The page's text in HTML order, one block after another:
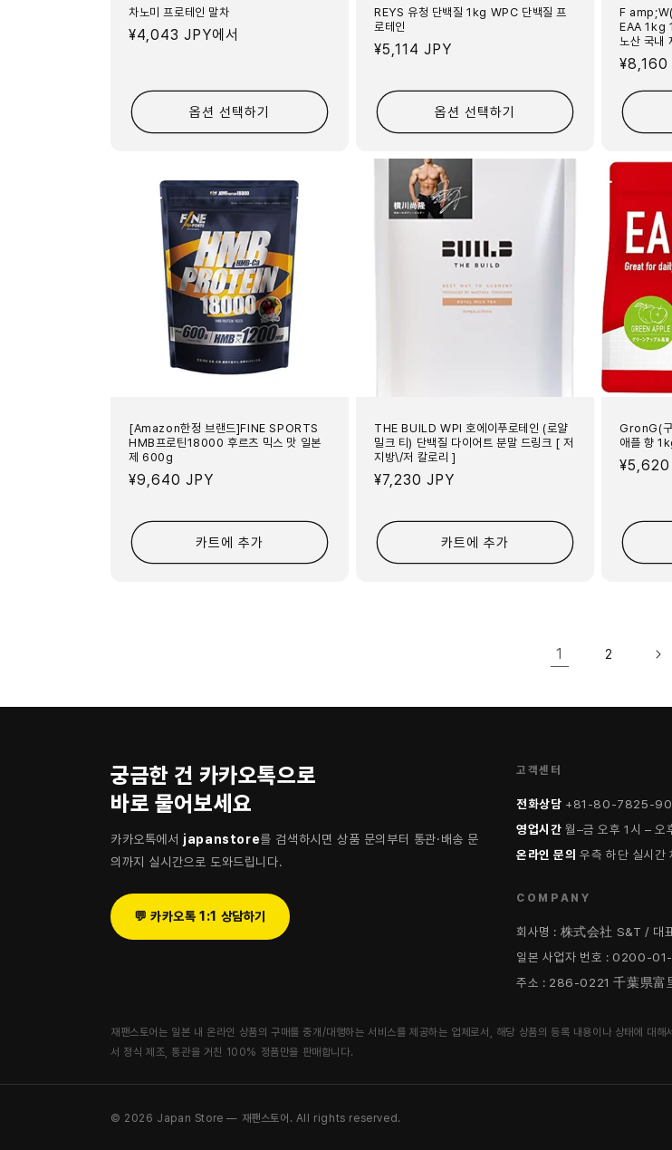
차노미 프로테인 말차
정
¥4,043 JPY에서
옵션 선택하기
REYS 유청 단백질 1kg WPC 단백질 프
로테인
정
¥5,114 JPY
옵션 선택하기
F
EAA 1kg
노산 국내
정
¥8,160
[Amazon한정 브랜드]FINE SPORTS
HMB프로틴18000 후르츠 믹스 맛 일본
제 600g
정
¥9,640 JPY
카트에 추가
THE BUILD WPI 호에이푸로테인 (로얄
밀크 티) 단백질 다이어트 분말 드링크 [ 저
지방\/저 칼로리 ]
정
¥7,230 JPY
카트에 추가
GronG(구
애플 향
정
¥5,620
1 2
궁금한 건 카카오톡으로
바로 물어보세요
카카오톡에서 japanstore를 검색하시면 상품 문의부터 통관·배송 문
의까지 실시간으로 도와드립니다.
💬 카카오톡 1:1 상담하기
고객센터
전화상담 +81-80-7825-
영업시간 월–금 오후 1시 –
온라인 문의 우측 하단 실시간
COMPANY
회사명 : 株式会社 S&T / 대
일본 사업자 번호 : 0200-
주소 : 286-0221 千葉県
재팬스토어는 일본 내 온라인 상품의 구매를 중개/대행하는 서비스를 제공하는 업체로서, 해당 상품의 등록 내용이나 상태에 대
서 정식 제조, 통관을 거친 100% 정품만을 판매합니다.
© 2026 Japan Store — 재팬스토어. All rights reserved.